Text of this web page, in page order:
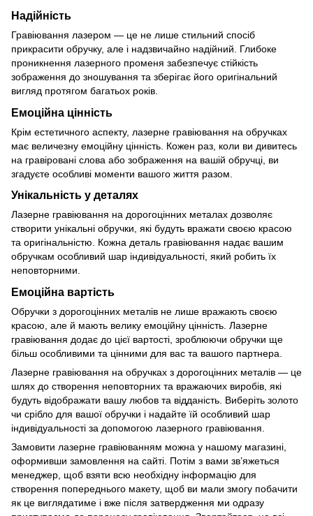
Надійність
Гравіювання лазером — це не лише стильний спосіб
прикрасити обручку, але і надзвичайно надійний. Глибоке
проникнення лазерного променя забезпечує стійкість
зображення до зношування та зберігає його оригінальний
вигляд протягом багатьох років.
Емоційна цінність
Крім естетичного аспекту, лазерне гравіювання на обручках
має величезну емоційну цінність. Кожен раз, коли ви дивитесь
на гравіровані слова або зображення на вашій обручці, ви
згадуєте особливі моменти вашого життя разом.
Унікальність у деталях
Лазерне гравіювання на дорогоцінних металах дозволяє
створити унікальні обручки, які будуть вражати своєю красою
та оригінальністю. Кожна деталь гравіювання надає вашим
обручкам особливий шар індивідуальності, який робить їх
неповторними.
Емоційна вартість
Обручки з дорогоцінних металів не лише вражають своєю
красою, але й мають велику емоційну цінність. Лазерне
гравіювання додає до цієї вартості, зроблюючи обручки ще
більш особливими та цінними для вас та вашого партнера.
Лазерне гравіювання на обручках з дорогоцінних металів — це
шлях до створення неповторних та вражаючих виробів, які
будуть відображати вашу любов та відданість. Виберіть золото
чи срібло для вашої обручки і надайте їй особливий шар
індивідуальності за допомогою лазерного гравіювання.
Замовити лазерне гравіюванням можна у нашому магазині,
оформивши замовлення на сайті. Потім з вами зв’яжеться
менеджер, щоб взяти всю необхідну інформацію для
створення попереднього макету, щоб ви мали змогу побачити
як це виглядатиме і вже після затвердження ми одразу